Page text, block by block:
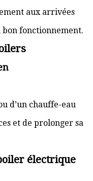
aux arrivées
bon fonctionnement.
d’un chauffe-eau
et de prolonger sa
électrique